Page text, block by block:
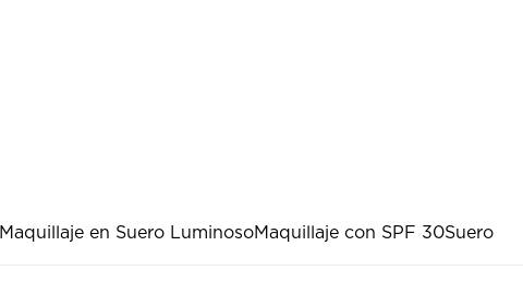
Maquillaje en Suero LuminosoMaquillaje con SPF 30Suero